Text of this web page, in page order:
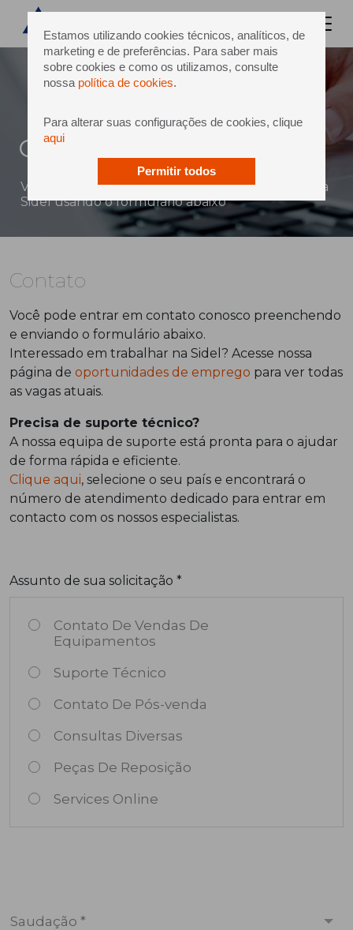
Estamos utilizando cookies técnicos, analíticos, de
marketing e de preferências. Para saber mais
sobre cookies e como os utilizamos, consulte
nossa política de cookies.
Para alterar suas configurações de cookies, clique
aqui
Permitir todos
Contato
Você pode enviar uma mensagem diretamente à
Sidel usando o formulário abaixo
Contato
Você pode entrar em contato conosco preenchendo
e enviando o formulário abaixo.
Interessado em trabalhar na Sidel? Acesse nossa
página de oportunidades de emprego para ver todas
as vagas atuais.
Precisa de suporte técnico?
A nossa equipa de suporte está pronta para o ajudar
de forma rápida e eficiente.
Clique aqui, selecione o seu país e encontrará o
número de atendimento dedicado para entrar em
contacto com os nossos especialistas.
Assunto de sua solicitação *
Contato De Vendas De
Equipamentos
Suporte Técnico
Contato De Pós-venda
Consultas Diversas
Peças De Reposição
Services Online
Saudação *